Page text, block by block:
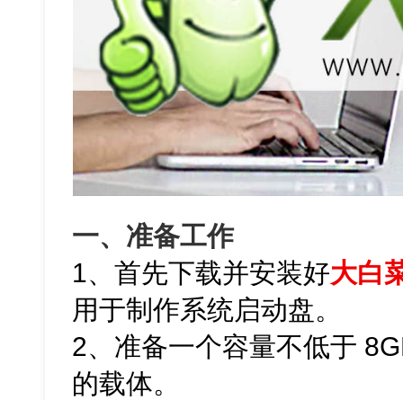
一、准备工作
1、首先下载并安装好大白
用于制作系统启动盘。
2、准备一个容量不低于
的载体。